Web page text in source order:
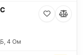
4 Ом